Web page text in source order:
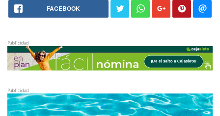
FACEBOOK
Publicidad
Publicidad